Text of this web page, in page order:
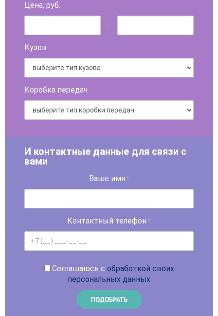
Цена, руб.
...
Кузов
Коробка передач
И контактные данные для связи с
вами
Ваше имя *
Контактный телефон *
Соглашаюсь с обработкой своих
персональных данных